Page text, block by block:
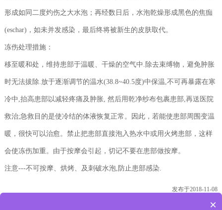
形成如同二度灼伤之大水泡；再经数日后，水泡乾燥形成黑色的焦痂
(eschar)，如未并发感染，最后终将被新生的皮肤取代。
冻伤处理措施：
移至暖和处，维持患部于温暖、干燥的空气中.除去束缚物，避免肿胀
时无法拔除.放于逐渐调节的温水(38.8~40.5度)中保温,不可再暴露在寒
冷中,抬高患部以减轻疼痛及肿胀, 然后用乾净纱布包裹患部,再送医院
救治;急救目的是使冷结的体液恢复正常。因此，若能使患部周围变温
暖，很快可以治愈。禁止把患部直接泡入热水中或用火烤患部，这样
会使冻伤加重。由于按摩会引起，切记不要在患部做按摩。
注意---不可按摩、烘烤、及刺破水泡,防止患部感染.
发布于2018-11-08
×